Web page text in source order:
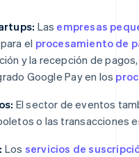
Las empresas
el procesamiento de
y la recepción de
Google Pay en los
El sector de eventos
o las transacciones
Los servicios de